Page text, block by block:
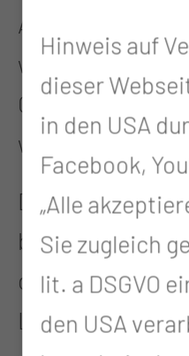
Abschließend
was eine
was sie leisten
Den zweiten
bilden vier
der
Lausitz und
Hinweis auf
dieser
in den USA
Facebook,
„Alle
Sie zugleich
lit. a DSGVO
den USA